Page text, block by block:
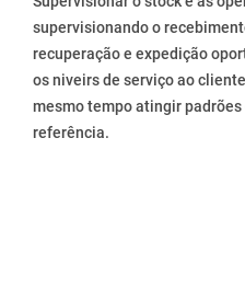
supervisionando o
recuperação e expedição
os niveirs de serviço ao
mesmo tempo atingir
referência.